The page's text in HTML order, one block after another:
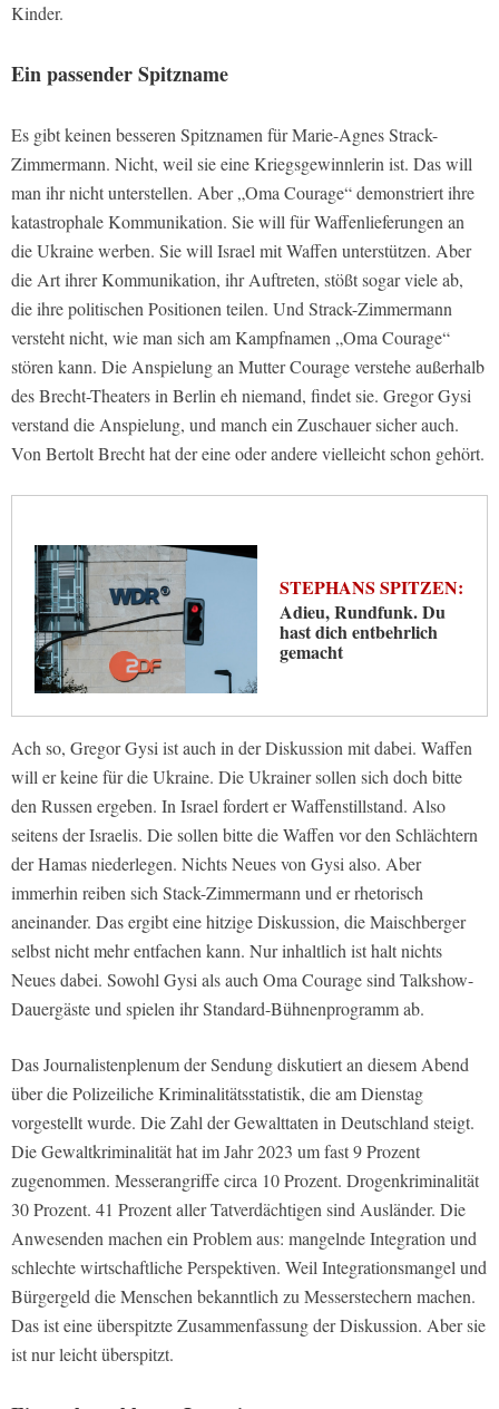
Kinder.
Ein passender Spitzname
Es gibt keinen besseren Spitznamen für Marie-Agnes Strack-
Zimmermann. Nicht, weil sie eine Kriegsgewinnlerin ist. Das will
man ihr nicht unterstellen. Aber „Oma Courage“ demonstriert ihre
katastrophale Kommunikation. Sie will für Waffenlieferungen an
die Ukraine werben. Sie will Israel mit Waffen unterstützen. Aber
die Art ihrer Kommunikation, ihr Auftreten, stößt sogar viele ab,
die ihre politischen Positionen teilen. Und Strack-Zimmermann
versteht nicht, wie man sich am Kampfnamen „Oma Courage“
stören kann. Die Anspielung an Mutter Courage verstehe außerhalb
des Brecht-Theaters in Berlin eh niemand, findet sie. Gregor Gysi
verstand die Anspielung, und manch ein Zuschauer sicher auch.
Von Bertolt Brecht hat der eine oder andere vielleicht schon gehört.
STEPHANS SPITZEN:
Adieu, Rundfunk. Du
hast dich entbehrlich
gemacht
Ach so, Gregor Gysi ist auch in der Diskussion mit dabei. Waffen
will er keine für die Ukraine. Die Ukrainer sollen sich doch bitte
den Russen ergeben. In Israel fordert er Waffenstillstand. Also
seitens der Israelis. Die sollen bitte die Waffen vor den Schlächtern
der Hamas niederlegen. Nichts Neues von Gysi also. Aber
immerhin reiben sich Stack-Zimmermann und er rhetorisch
aneinander. Das ergibt eine hitzige Diskussion, die Maischberger
selbst nicht mehr entfachen kann. Nur inhaltlich ist halt nichts
Neues dabei. Sowohl Gysi als auch Oma Courage sind Talkshow-
Dauergäste und spielen ihr Standard-Bühnenprogramm ab.
Das Journalistenplenum der Sendung diskutiert an diesem Abend
über die Polizeiliche Kriminalitätsstatistik, die am Dienstag
vorgestellt wurde. Die Zahl der Gewalttaten in Deutschland steigt.
Die Gewaltkriminalität hat im Jahr 2023 um fast 9 Prozent
zugenommen. Messerangriffe circa 10 Prozent. Drogenkriminalität
30 Prozent. 41 Prozent aller Tatverdächtigen sind Ausländer. Die
Anwesenden machen ein Problem aus: mangelnde Integration und
schlechte wirtschaftliche Perspektiven. Weil Integrationsmangel und
Bürgergeld die Menschen bekanntlich zu Messerstechern machen.
Das ist eine überspitzte Zusammenfassung der Diskussion. Aber sie
ist nur leicht überspitzt.